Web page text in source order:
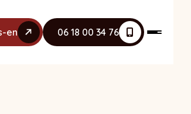
en 06 18 00 34 76